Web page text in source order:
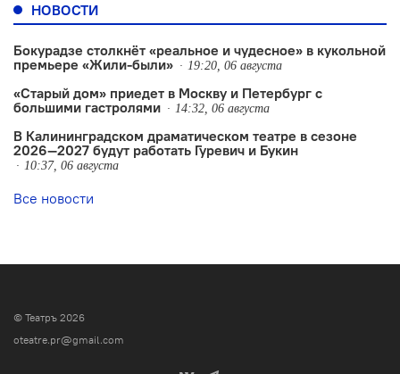
НОВОСТИ
Бокурадзе столкнëт «реальное и чудесное» в кукольной
премьере «Жили-были»
19:20, 06 августа
«Старый дом» приедет в Москву и Петербург с
большими гастролями
14:32, 06 августа
В Калининградском драматическом театре в сезоне
2026—2027 будут работать Гуревич и Букин
10:37, 06 августа
Все новости
© Театръ 2026
oteatre.pr@gmail.com